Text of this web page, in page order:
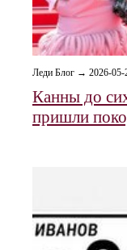
Леди Блог → 2026-05-
Канны до
пришли